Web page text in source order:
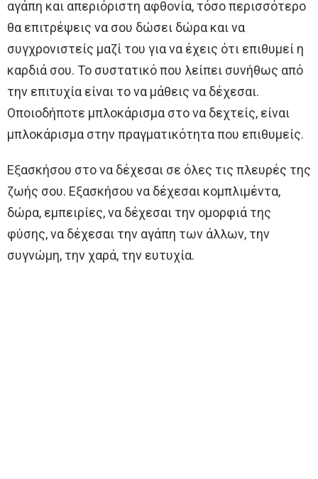
αγάπη και απεριόριστη αφθονία, τόσο περισσότερο
θα επιτρέψεις να σου δώσει δώρα και να
συγχρονιστείς μαζί του για να έχεις ότι επιθυμεί η
καρδιά σου. Το συστατικό που λείπει συνήθως από
την επιτυχία είναι το να μάθεις να δέχεσαι.
Οποιοδήποτε μπλοκάρισμα στο να δεχτείς, είναι
μπλοκάρισμα στην πραγματικότητα που επιθυμείς.
Εξασκήσου στο να δέχεσαι σε όλες τις πλευρές της
ζωής σου. Εξασκήσου να δέχεσαι κομπλιμέντα,
δώρα, εμπειρίες, να δέχεσαι την ομορφιά της
φύσης, να δέχεσαι την αγάπη των άλλων, την
συγνώμη, την χαρά, την ευτυχία.